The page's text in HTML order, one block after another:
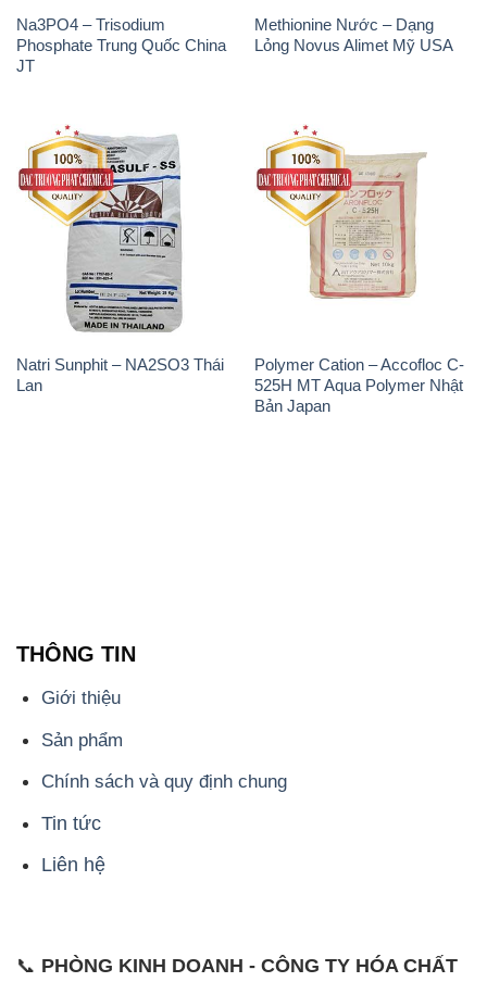
THÔNG TIN
Giới thiệu
Sản phẩm
Chính sách và quy định chung
Tin tức
Liên hệ
- 0932.660.696 - 0901.326.566 - 0906.387.866 -
0902.765.866
📧 Email: hoachat@dactruongphat.vn
ĐỊA CHỈ
1229C Quốc lộ 1A, Phường Bình Trị Đông B,
Quận Bình Tân, TP. Hồ Chí Minh
CÔNG TY XNK TM SX HÓA CHẤT ĐẮC TRƯỜNG